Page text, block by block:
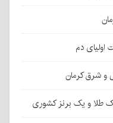
اولیای دم
و شرق کرمان
طلا و یک برنز کشوری